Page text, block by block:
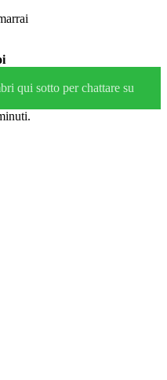
qui sotto per chattare su